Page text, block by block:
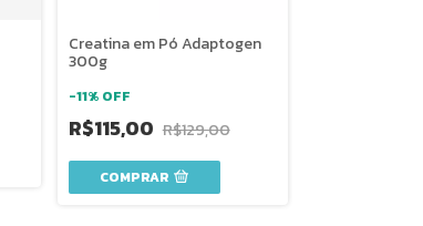
Creatina em Pó Adaptogen
300g
-11% OFF
R$115,00 R$129,00
COMPRAR